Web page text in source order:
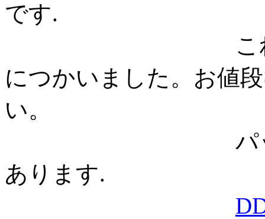
です.
これはDDS発
につかいました。お値
い。
パッケージも
あります.